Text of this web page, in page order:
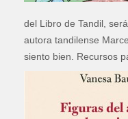
del Libro de Tandil,
autora tandilense
siento bien. Recursos